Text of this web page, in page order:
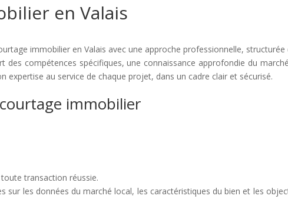
en Valais
immobilier en Valais avec une approche professionnelle,
des compétences spécifiques, une connaissance approfondie du
expertise au service de chaque projet, dans un cadre clair et sécurisé.
immobilier
transaction réussie.
sur les données du marché local, les caractéristiques du bien et les